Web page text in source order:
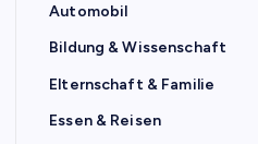
Automobil
Bildung & Wissenschaft
Elternschaft & Familie
Essen & Reisen